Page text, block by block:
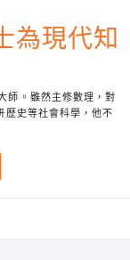
為現代知
師。雖然主修數理，對
歷史等社會科學，他不